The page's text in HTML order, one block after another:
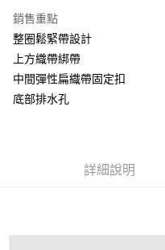
相關說明
【大哥付你分期使用說明】
1.本服務由台灣大哥大提供，台
流程，驗證手機門號後，選擇欲
成交易。
【繳款方式說明】
AFTEE先享後付
相關說明
AFTEE先享後付是「在收到商品
３．安心：先確認商品／服務後，
２．訂單成立數日內，您將收到
ATM付款
銷售重點
整圈鬆緊帶設計
上方織帶綁帶
中間彈性扁織帶固定扣
底部排水孔
詳細說明